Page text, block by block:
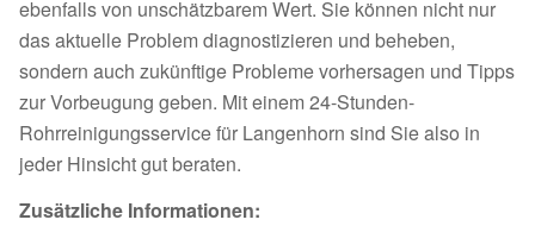
ebenfalls von unschätzbarem Wert. Sie können nicht nur
das aktuelle Problem diagnostizieren und beheben,
sondern auch zukünftige Probleme vorhersagen und Tipps
zur Vorbeugung geben. Mit einem 24-Stunden-
Rohrreinigungsservice für Langenhorn sind Sie also in
jeder Hinsicht gut beraten.
Zusätzliche Informationen: